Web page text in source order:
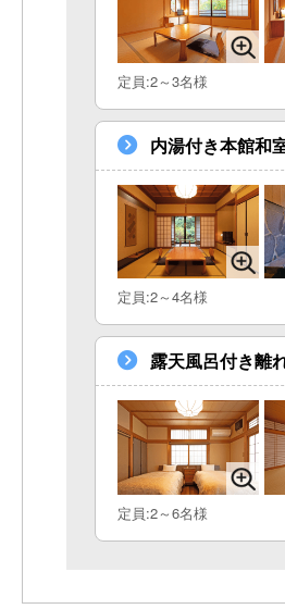
定員:2～3名様
内湯付き本館和
定員:2～4名様
露天風呂付き離
定員:2～6名様